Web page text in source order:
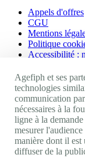
Appels d'offres
CGU
Mentions
Politique
Accessibilité :
Nos autres
Site portail
Activateur de
Handinnov
Innovation et
Université du
Agefiph et ses
technologies
communication
nécessaires à la
ligne à la
mesurer
manière dont il est
diffuser de la